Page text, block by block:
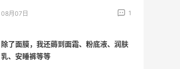
08月07日 1
哈哈，这杯霸王茶姬买得真划算！